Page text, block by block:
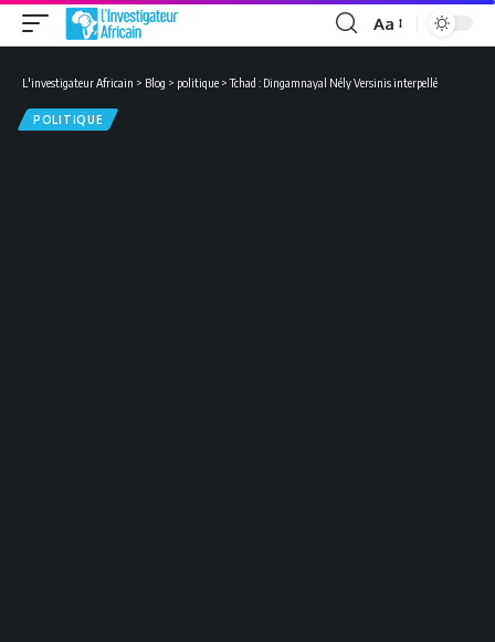
Font
Aa
L'investigateur Africain > Blog > politique >Tchad : Dingamnayal Nély Versinis interpellé
POLITIQUE